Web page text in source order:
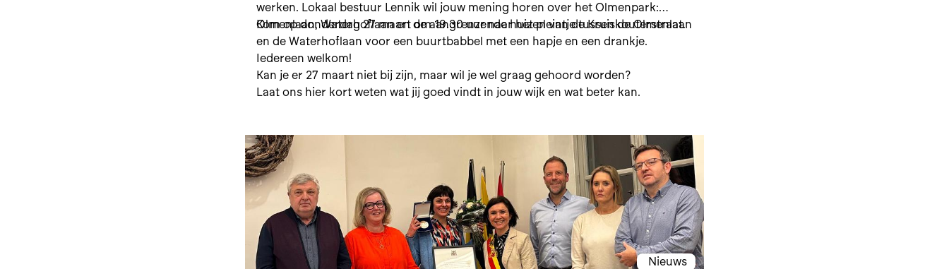
werken. Lokaal bestuur Lennik wil jouw mening horen over het Olmenpark:
Olmenlaan, Waterhoflaan en de aangrenzende huizen van de Kruiskouterstraat.
Kom op donderdag 27 maart om 19.30 uur naar het pleintje tussen de Olmenlaan
en de Waterhoflaan voor een buurtbabbel met een hapje en een drankje.
Iedereen welkom!
Kan je er 27 maart niet bij zijn, maar wil je wel graag gehoord worden?
Laat ons hier kort weten wat jij goed vindt in jouw wijk en wat beter kan.
Nieuws